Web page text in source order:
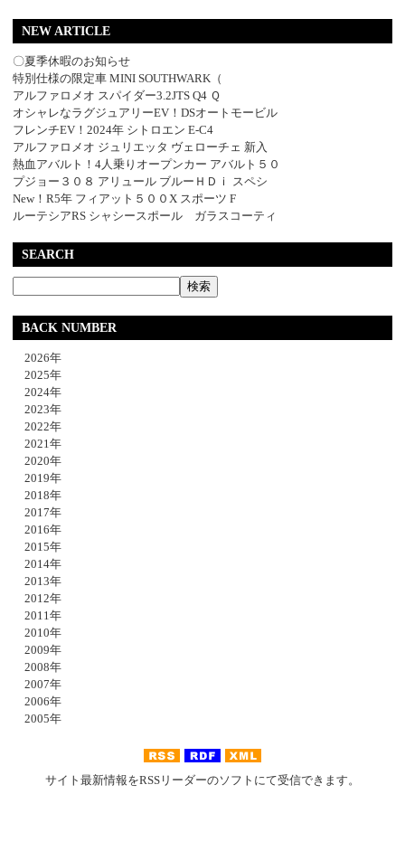
NEW ARTICLE
〇夏季休暇のお知らせ
特別仕様の限定車 MINI SOUTHWARK（
アルファロメオ スパイダー3.2JTS Q4 Ｑ
オシャレなラグジュアリーEV！DSオートモービル
フレンチEV！2024年 シトロエン E-C4
アルファロメオ ジュリエッタ ヴェローチェ 新入
熱血アバルト！4人乗りオープンカー アバルト５０
プジョー３０８ アリュール ブルーＨＤｉ スペシ
New！R5年 フィアット５００X スポーツ F
ルーテシアRS シャシースポール ガラスコーティ
SEARCH
BACK NUMBER
2026年
2025年
2024年
2023年
2022年
2021年
2020年
2019年
2018年
2017年
2016年
2015年
2014年
2013年
2012年
2011年
2010年
2009年
2008年
2007年
2006年
2005年
サイト最新情報をRSSリーダーのソフトにて受信できます。